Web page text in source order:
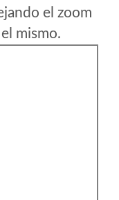
el zoom
mismo.